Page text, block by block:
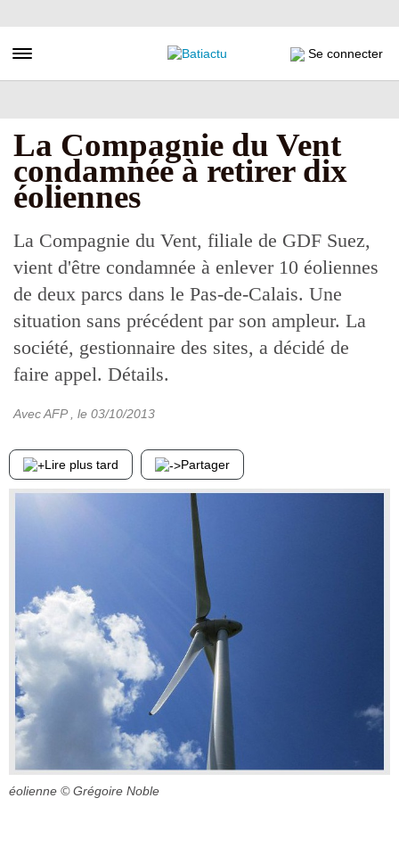
au
principal
Toggle navigation Se connecter
La Compagnie du Vent
condamnée à retirer dix
éoliennes
La Compagnie du Vent, filiale de GDF Suez,
vient d'être condamnée à enlever 10 éoliennes
de deux parcs dans le Pas-de-Calais. Une
situation sans précédent par son ampleur. La
société, gestionnaire des sites, a décidé de
faire appel. Détails.
Avec AFP , le 03/10/2013
Lire plus tard Partager
éolienne © Grégoire Noble